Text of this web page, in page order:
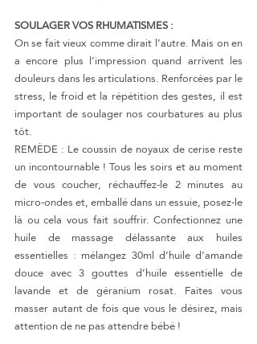
SOULAGER VOS RHUMATISMES :
On se fait vieux comme dirait l’autre. Mais on en
a encore plus l’impression quand arrivent les
douleurs dans les articulations. Renforcées par le
stress, le froid et la répétition des gestes, il est
important de soulager nos courbatures au plus
tôt.
REMÈDE : Le coussin de noyaux de cerise reste
un incontournable ! Tous les soirs et au moment
de vous coucher, réchauffez-le 2 minutes au
micro-ondes et, emballé dans un essuie, posez-le
là ou cela vous fait souffrir. Confectionnez une
huile de massage délassante aux huiles
essentielles : mélangez 30ml d’huile d’amande
douce avec 3 gouttes d’huile essentielle de
lavande et de géranium rosat. Faites vous
masser autant de fois que vous le désirez, mais
attention de ne pas attendre bébé !